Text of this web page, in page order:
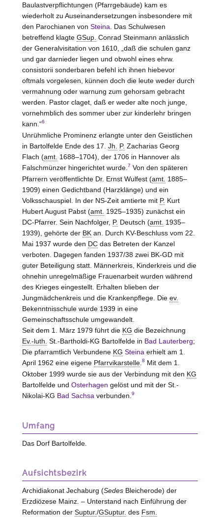
Baulastverpflichtungen (Pfarrgebäude) kam es
wiederholt zu Auseinandersetzungen insbesondere mit
den Parochianen von Steina . Das Schulwesen
betreffend klagte GSup. Conrad Steinmann anlässlich
der Generalvisitation von 1610, „daß die schulen ganz
und gar darnieder liegen und obwohl eines ehrw.
consistorii sonderbaren befehl ich ihnen hiebevor
oftmals vorgelesen, künnen doch die leute weder durch
vermahnung oder warnung zum gehorsam gebracht
werden. Pastor claget, daß er weder alte noch junge,
vornehmblich des sommer uber zur kinderlehr bringen
kann.“6
Unrühmliche Prominenz erlangte unter den Geistlichen
in Bartolfelde Ende des 17. Jh. P. Zacharias Georg
Flach (amt. 1688–1704), der 1706 in Hannover als
Falschmünzer hingerichtet wurde. 7 Von den späteren
Pfarrern veröffentlichte Dr. Ernst Wulfest (amt. 1885–
1909) einen Gedichtband (Harzklänge) und ein
Volksschauspiel. In der NS-Zeit amtierte mit P. Kurt
Hubert August Pabst (amt. 1925–1935) zunächst ein
DC-Pfarrer. Sein Nachfolger, P. Deutsch (amt. 1935–
1939), gehörte der BKan. Durch KV-Beschluss vom 22.
Mai 1937 wurde den DCdas Betreten der Kanzel
verboten. Dagegen fanden 1937/38 zwei BK-GD mit
guter Beteiligung statt. Männerkreis, Kinderkreis und die
ohnehin unregelmäßige Frauenarbeit wurden während
des Krieges eingestellt. Erhalten blieben der
Jungmädchenkreis und die Krankenpflege. Die ev.
Bekenntnisschule wurde 1939 in eine
Gemeinschaftsschule umgewandelt.
Seit dem 1. März 1979 führt die KG die Bezeichnung
Ev.-luth. St.-Bartholdi-KG Bartolfelde in Bad Lauterberg;
Die pfarramtlich Verbundene KG Steina erhielt am 1.
April 1962 eine eigene Pfarrvikarstelle. 8 Mit dem 1.
Oktober 1999 wurde sie aus der Verbindung mit den KG
Bartolfelde und Osterhagen gelöst und mit der St.-
Nikolai-KG Bad Sachsa verbunden. 9
Umfang
Das Dorf Bartolfelde.
Aufsichtsbezirk
Archidiakonat Jechaburg (SedesBleicherode) der
Erzdiözese Mainz. – Unterstand nach Einführung der
Reformation der Suptur./GSuptur. des Fsm.